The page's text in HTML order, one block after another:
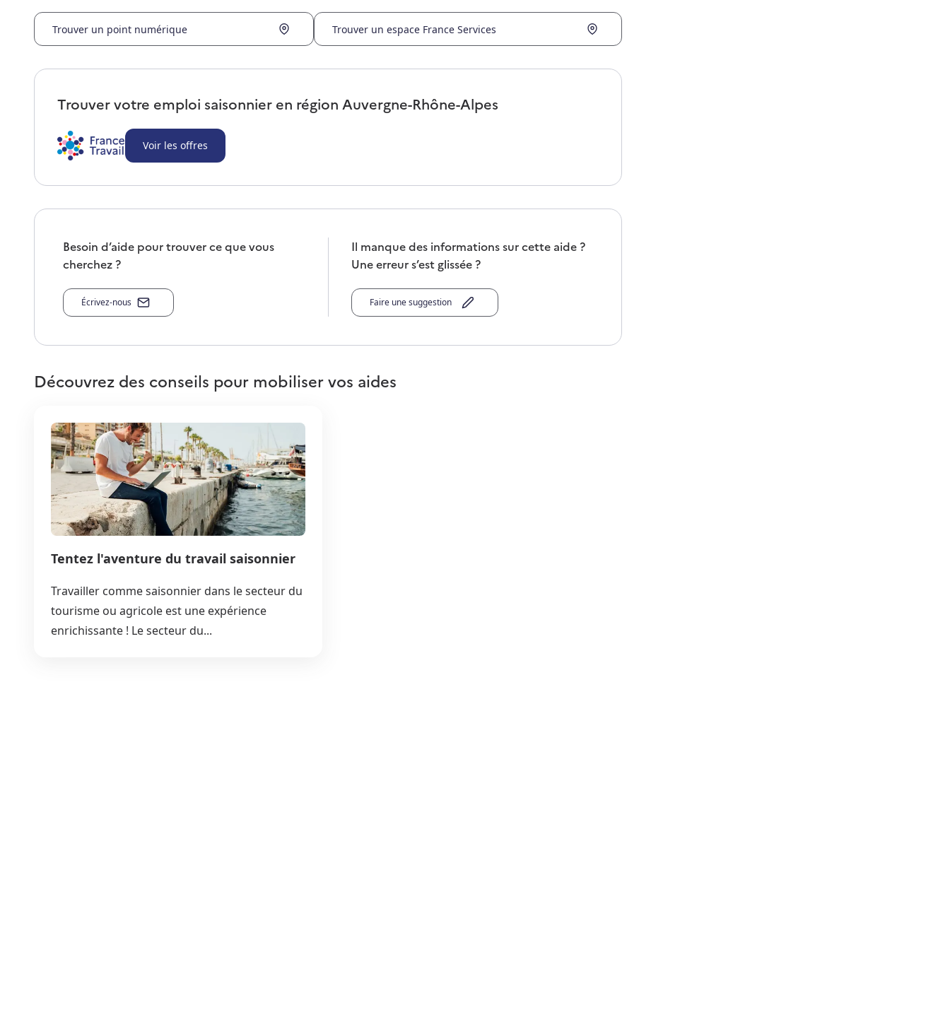
Trouver un point numérique Trouver un espace France Services
Trouver votre emploi saisonnier en région Auvergne-Rhône-Alpes
Voir les offres
Besoin d’aide pour trouver ce que vous
cherchez ?
Écrivez-nous
Il manque des informations sur cette aide ?
Une erreur s’est glissée ?
Faire une suggestion
Découvrez des conseils pour mobiliser vos aides
Tentez l'aventure du travail saisonnier
Travailler comme saisonnier dans le secteur du
tourisme ou agricole est une expérience
enrichissante ! Le secteur du...